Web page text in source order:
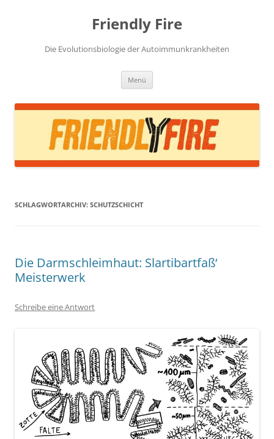
Friendly Fire
Die Evolutionsbiologie der Autoimmunkrankheiten
Menü
SCHLAGWORTARCHIV: SCHUTZSCHICHT
Die Darmschleimhaut: Slartibartfaß‘
Meisterwerk
Schreibe eine Antwort